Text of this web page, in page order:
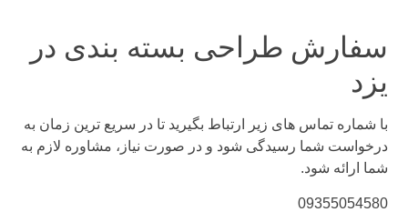
سفارش طراحی بسته بندی در
یزد
با شماره تماس های زیر ارتباط بگیرید تا در سریع ترین زمان به
درخواست شما رسیدگی شود و در صورت نیاز، مشاوره لازم به
شما ارائه شود.
09355054580